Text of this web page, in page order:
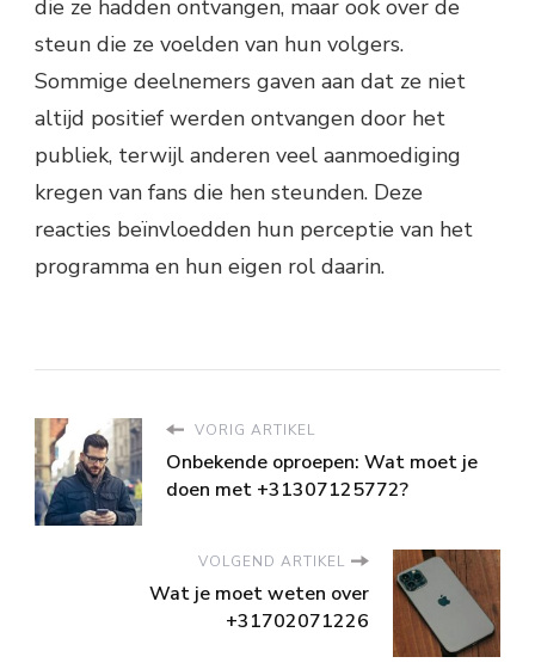
die ze hadden ontvangen, maar ook over de
steun die ze voelden van hun volgers.
Sommige deelnemers gaven aan dat ze niet
altijd positief werden ontvangen door het
publiek, terwijl anderen veel aanmoediging
kregen van fans die hen steunden. Deze
reacties beïnvloedden hun perceptie van het
programma en hun eigen rol daarin.
VORIG ARTIKEL
Onbekende oproepen: Wat moet je
doen met +31307125772?
VOLGEND ARTIKEL
Wat je moet weten over
+31702071226